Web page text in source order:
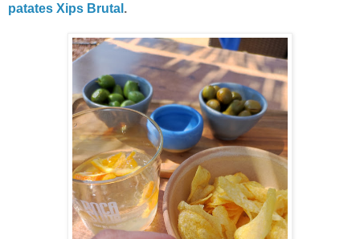
patates Xips Brutal .